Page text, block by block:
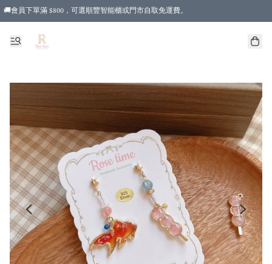
🚚會員下單滿 $800，可選順豐智能櫃或門市自取免運費。